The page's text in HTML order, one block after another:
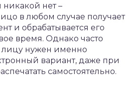
нет –
в любом случае получает
и обрабатывается его
время. Однако часто
лицу нужен именно
вариант, даже при
самостоятельно.